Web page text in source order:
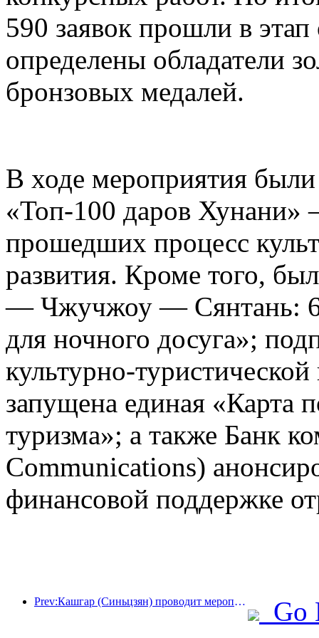
590 заявок прошли в
определены обладатели
бронзовых медалей.
В ходе мероприятия были
«Топ-100 даров Хунани»
прошедших процесс
развития. Кроме того,
— Чжучжоу — Сянтань:
для ночного досуга»;
культурно-
запущена единая «Карта
туризма»; а также Банк
Communications)
финансовой поддержке
Prev:Кашгар (Синьцзян) проводит мероприятие по продвижению туризма с целью содействия межэтническому обмену.
Go